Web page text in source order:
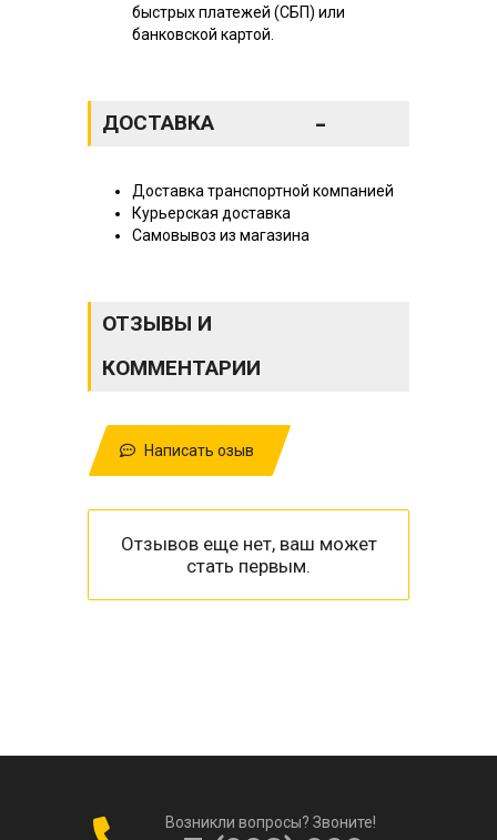
быстрых платежей (СБП) или
банковской картой.
ДОСТАВКА -
Доставка транспортной компанией
Курьерская доставка
Самовывоз из магазина
ОТЗЫВЫ И
КОММЕНТАРИИ
Написать озыв
Отзывов еще нет, ваш может
стать первым.
Возникли вопросы? Звоните!